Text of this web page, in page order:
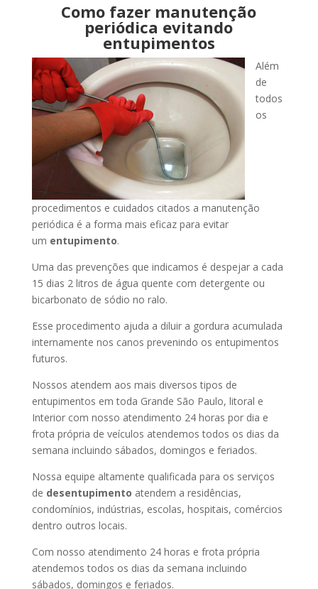
Como fazer manutenção
periódica evitando
entupimentos
Além
de
todos
os
procedimentos e cuidados citados a manutenção
periódica é a forma mais eficaz para evitar
um entupimento.
Uma das prevenções que indicamos é despejar a cada
15 dias 2 litros de água quente com detergente ou
bicarbonato de sódio no ralo.
Esse procedimento ajuda a diluir a gordura acumulada
internamente nos canos prevenindo os entupimentos
futuros.
Nossos atendem aos mais diversos tipos de
entupimentos em toda Grande São Paulo, litoral e
Interior com nosso atendimento 24 horas por dia e
frota própria de veículos atendemos todos os dias da
semana incluindo sábados, domingos e feriados.
Nossa equipe altamente qualificada para os serviços
de desentupimento atendem a residências,
condomínios, indústrias, escolas, hospitais, comércios
dentro outros locais.
Com nosso atendimento 24 horas e frota própria
atendemos todos os dias da semana incluindo
sábados, domingos e feriados.